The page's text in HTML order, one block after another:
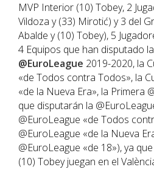
MVP Interior (10) Tobey, 2
Vildoza y (33) Mirotić) y 3 del
Abalde y (10) Tobey), 5
4 Equipos que han disputado
@EuroLeague 2019-2020, la
«de Todos contra Todos», la
«de la Nueva Era», la Primera
que disputarán la
@EuroLeague «de Todos
@EuroLeague «de la Nueva
@EuroLeague «de 18»), ya
(10) Tobey juegan en el